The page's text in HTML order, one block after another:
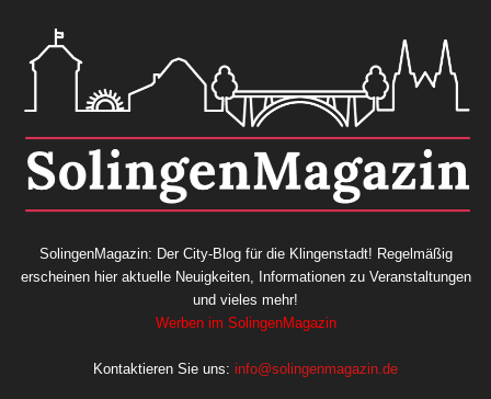
SolingenMagazin: Der City-Blog für die Klingenstadt! Regelmäßig
erscheinen hier aktuelle Neuigkeiten, Informationen zu Veranstaltungen
und vieles mehr!
Werben im SolingenMagazin
Kontaktieren Sie uns: info@solingenmagazin.de